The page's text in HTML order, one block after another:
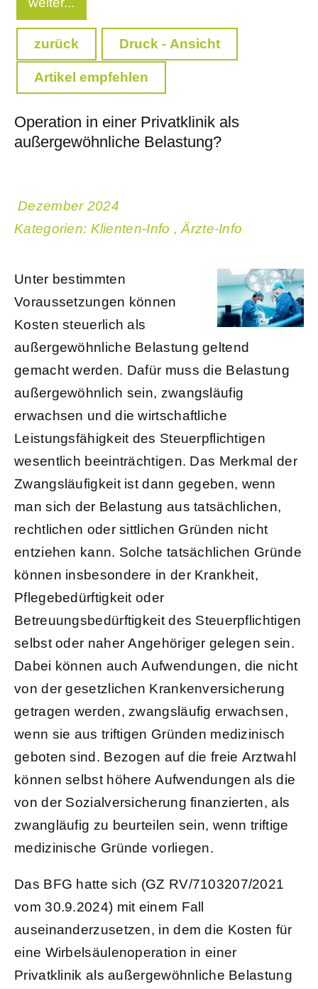
zurück Druck - Ansicht
Artikel empfehlen
Operation in einer Privatklinik als
außergewöhnliche Belastung?
Dezember 2024
Kategorien: Klienten-Info ,Ärzte-Info
Unter bestimmten
Voraussetzungen können
Kosten steuerlich als
außergewöhnliche Belastung geltend
gemacht werden. Dafür muss die Belastung
außergewöhnlich sein, zwangsläufig
erwachsen und die wirtschaftliche
Leistungsfähigkeit des Steuerpflichtigen
wesentlich beeinträchtigen. Das Merkmal der
Zwangsläufigkeit ist dann gegeben, wenn
man sich der Belastung aus tatsächlichen,
rechtlichen oder sittlichen Gründen nicht
entziehen kann. Solche tatsächlichen Gründe
können insbesondere in der Krankheit,
Pflegebedürftigkeit oder
Betreuungsbedürftigkeit des Steuerpflichtigen
selbst oder naher Angehöriger gelegen sein.
Dabei können auch Aufwendungen, die nicht
von der gesetzlichen Krankenversicherung
getragen werden, zwangsläufig erwachsen,
wenn sie aus triftigen Gründen medizinisch
geboten sind. Bezogen auf die freie Arztwahl
können selbst höhere Aufwendungen als die
von der Sozialversicherung finanzierten, als
zwangläufig zu beurteilen sein, wenn triftige
medizinische Gründe vorliegen.
Das BFG hatte sich (GZ RV/7103207/2021
vom 30.9.2024) mit einem Fall
auseinanderzusetzen, in dem die Kosten für
eine Wirbelsäulenoperation in einer
Privatklinik als außergewöhnliche Belastung